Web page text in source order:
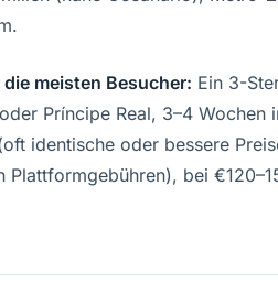
meisten Besucher: Ein 3-
Príncipe Real, 3–4 Wochen
identische oder bessere
Plattformgebühren), bei